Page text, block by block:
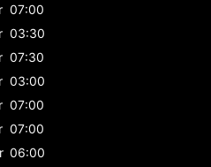
07:00
03:30
07:30
03:00
07:00
07:00
06:00